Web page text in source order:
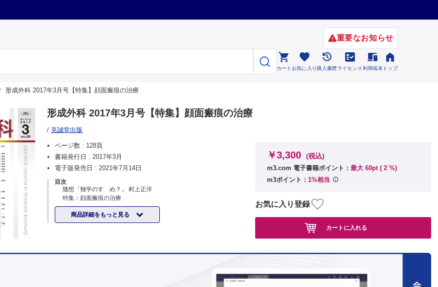
重要なお知らせ

カート

お気に入り

購入履歴

ライセンス

利用端末

トップ
形成外科 2017年3月号【特集】顔面瘢痕の治療
形成外科 2017年3月号【特集】顔面瘢痕の治療
/克誠堂出版
ページ数 : 128頁
書籍発行日 :2017年3月
電子版発売日 :2021年7月14日
目次
随想「独学のすゝめ？」 村上正洋
特集：顔面瘢痕の治療
企画にあたって 清川兼輔
顔面瘢痕形成手技の理論と適応 秋元正宇
前頭部 元村尚嗣ほか
商品詳細をもっと見る
￥3,300 (税込)
m3.com 電子書籍ポイント： 最大 60pt ( 2 %)
m3ポイント： 1%相当
お気に入り登録
カートに入れる